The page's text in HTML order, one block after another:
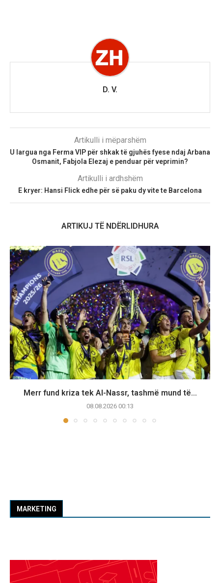
D. V.
Artikulli i mëparshëm
U largua nga Ferma VIP për shkak të gjuhës fyese ndaj Arbana
Osmanit, Fabjola Elezaj e penduar për veprimin?
Artikulli i ardhshëm
E kryer: Hansi Flick edhe për së paku dy vite te Barcelona
ARTIKUJ TË NDËRLIDHURA
Merr fund kriza tek Al-Nassr, tashmë mund të...
08.08.2026 00:13
MARKETING